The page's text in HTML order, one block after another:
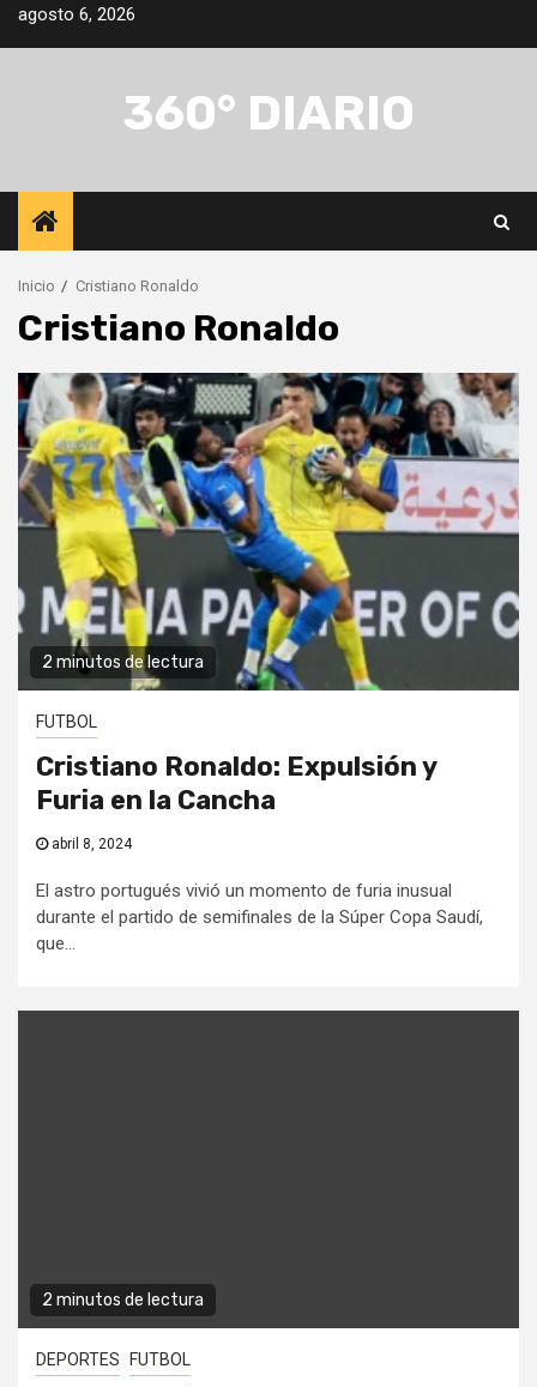
Saltar
agosto 6, 2026
360° DIARIO
Inicio Cristiano Ronaldo
Cristiano Ronaldo
2 minutos de lectura
FUTBOL
Cristiano Ronaldo: Expulsión y
Furia en la Cancha
abril 8, 2024
El astro portugués vivió un momento de furia inusual
durante el partido de semifinales de la Súper Copa Saudí,
que...
2 minutos de lectura
DEPORTES FUTBOL